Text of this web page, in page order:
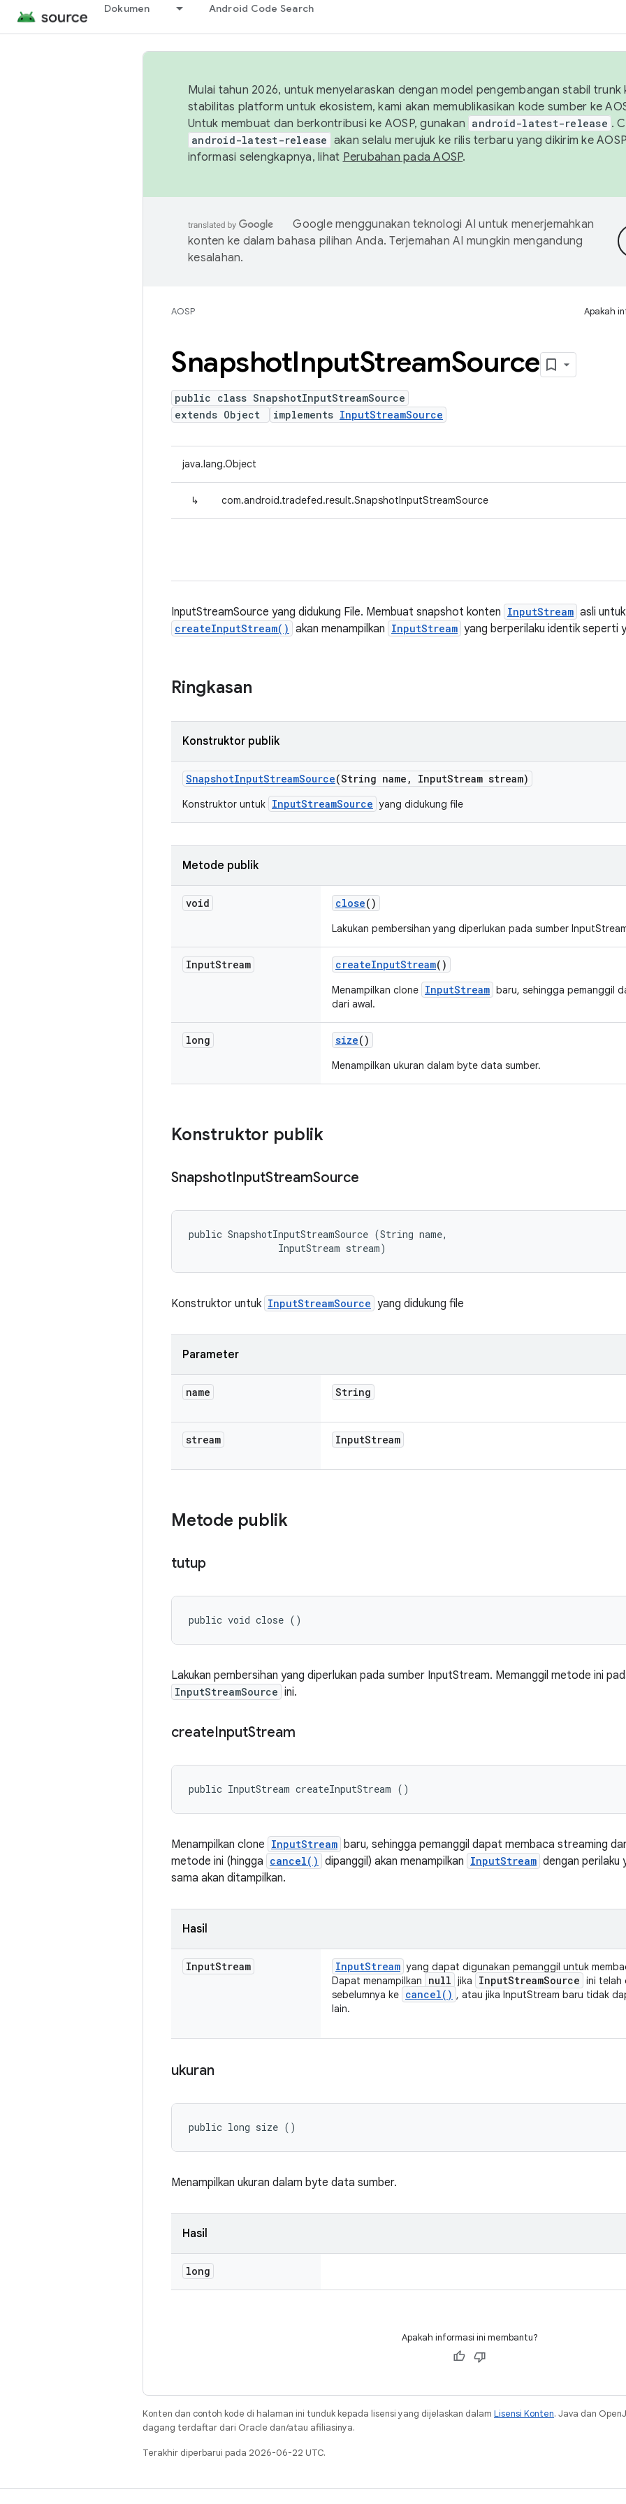
Dokumen Android Code Search
Mulai tahun 2026, untuk menyelaraskan dengan model pengembangan stabil trunk
stabilitas platform untuk ekosistem, kami akan memublikasikan kode sumber ke
Untuk membuat dan berkontribusi ke AOSP, gunakan android-latest-release .
android-latest-release akan selalu merujuk ke rilis terbaru yang dikirim ke
informasi selengkapnya, lihat Perubahan pada AOSP.
Google menggunakan teknologi AI untuk menerjemahkan
konten ke dalam bahasa pilihan Anda. Terjemahan AI mungkin mengandung
kesalahan.
AOSP Apakah
SnapshotInputStreamSource
public class SnapshotInputStreamSource
extends Object
implements InputStreamSource
java.lang.Object
↳ com.android.tradefed.result.SnapshotInputStreamSource
InputStreamSource yang didukung File. Membuat snapshot konten InputStream asli
createInputStream() akan menampilkan InputStream yang berperilaku identik seperti
Ringkasan
Konstruktor publik
SnapshotInputStreamSource(String name , InputStream stream)
Konstruktor untuk InputStreamSource yang didukung file
Metode publik
void close()
Lakukan pembersihan yang diperlukan pada sumber
InputStream createInputStream()
Menampilkan clone InputStream baru, sehingga pemanggil
dari awal.
long size()
Menampilkan ukuran dalam byte data sumber.
Konstruktor publik
SnapshotInputStreamSource
public SnapshotInputStreamSource (String name,
                InputStream stream)
Konstruktor untuk InputStreamSource yang didukung file
Parameter
name String
stream InputStream
Metode publik
tutup
public void close ()
Lakukan pembersihan yang diperlukan pada sumber InputStream. Memanggil metode ini
InputStreamSource ini.
createInputStream
public InputStream createInputStream ()
Menampilkan clone InputStream baru, sehingga pemanggil dapat membaca streaming
metode ini (hingga cancel() dipanggil) akan menampilkan InputStream dengan perilaku
sama akan ditampilkan.
Hasil
InputStream InputStream yang dapat digunakan pemanggil untuk
Dapat menampilkan
null jika InputStreamSource ini telah
sebelumnya ke cancel( ) , atau jika InputStream baru tidak
lain.
ukuran
public long size ()
Menampilkan ukuran dalam byte data sumber.
Hasil
long
Apakah informasi ini membantu?
Konten dan contoh kode di halaman ini tunduk kepada lisensi yang dijelaskan dalam Lisensi Konten. Java dan
dagang terdaftar dari Oracle dan/atau afiliasinya.
Terakhir diperbarui pada 2026-06-22 UTC.